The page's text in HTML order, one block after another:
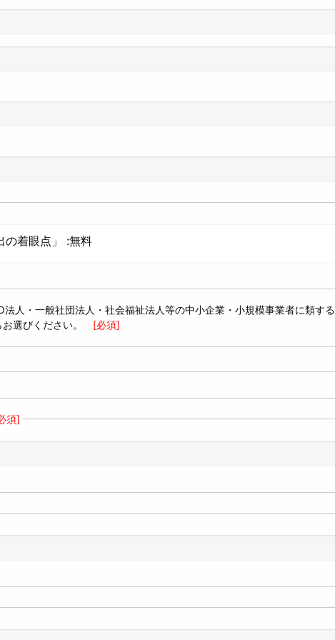
の着眼点」 :無料
人・一般社団法人・社会福祉法人等の中小企業・小規模事業者に類する
選びください。
[必須]
須]